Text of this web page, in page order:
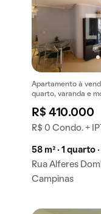
Apartamento à
quarto, varanda e
R$ 410.000
R$ 0 Condo. +
58 m² · 1 quarto
Rua Alferes
Campinas